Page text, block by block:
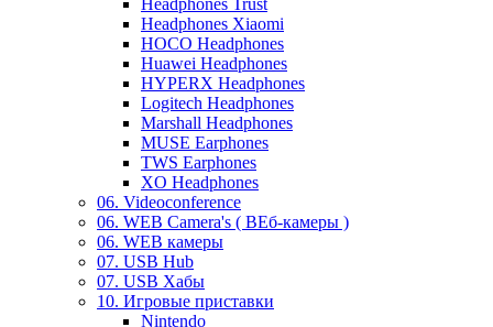
Headphones Trust
Headphones Xiaomi
HOCO Headphones
Huawei Headphones
HYPERX Headphones
Logitech Headphones
Marshall Headphones
MUSE Earphones
TWS Earphones
XO Headphones
06. Videoconference
06. WEB Camera's ( ВЕб-камеры )
06. WEB камеры
07. USB Hub
07. USB Хабы
10. Игровые приставки
Nintendo